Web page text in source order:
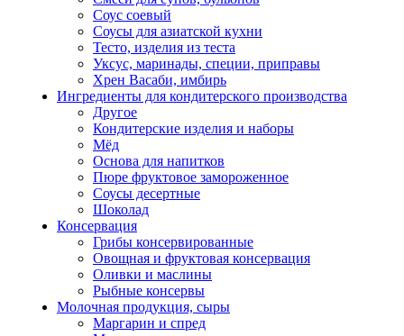
Соус соевый
Соусы для азиатской кухни
Тесто, изделия из теста
Уксус, маринады, специи, приправы
Хрен Васаби, имбирь
Ингредиенты для кондитерского производства
Другое
Кондитерские изделия и наборы
Мёд
Основа для напитков
Пюре фруктовое замороженное
Соусы десертные
Шоколад
Консервация
Грибы консервированные
Овощная и фруктовая консервация
Оливки и маслины
Рыбные консервы
Молочная продукция, сыры
Маргарин и спред